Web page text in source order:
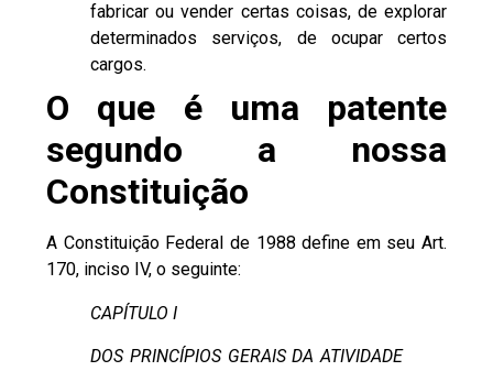
fabricar ou vender certas coisas, de explorar
determinados serviços, de ocupar certos
cargos.
O que é uma patente
segundo a nossa
Constituição
A Constituição Federal de 1988 define em seu Art.
170, inciso IV, o seguinte:
CAPÍTULO I
DOS PRINCÍPIOS GERAIS DA ATIVIDADE